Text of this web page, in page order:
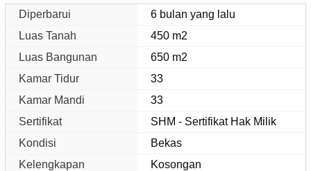
Diperbarui
6 bulan yang lalu
Luas Tanah
450 m2
Luas Bangunan
650 m2
Kamar Tidur
33
Kamar Mandi
33
Sertifikat
SHM - Sertifikat Hak Milik
Kondisi
Bekas
Kelengkapan
Kosongan